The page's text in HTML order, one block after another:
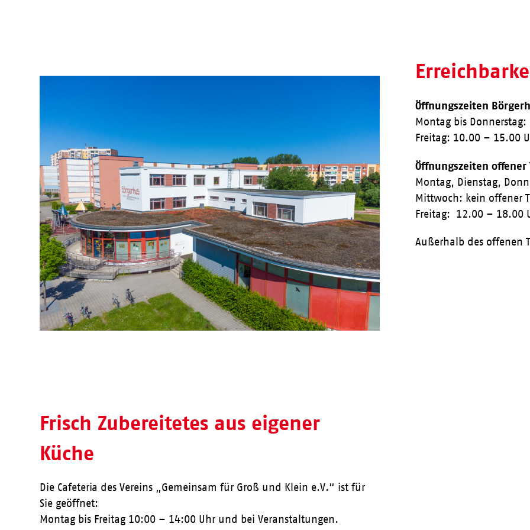
Öffnungszeiten
Montag bis
Freitag: 10.00 – 15.00
Öffnungszeiten
Montag, Dienstag,
Mittwoch: kein offener
Freitag: 12.00 – 18.00
Außerhalb des offenen
Frisch Zubereitetes aus eigener
Küche
Die Cafeteria des Vereins „Gemeinsam für Groß und Klein e.V.“ ist für
Sie geöffnet:
Montag bis Freitag 10:00 – 14:00 Uhr und bei Veranstaltungen.